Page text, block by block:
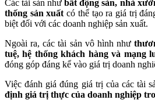
Các tài sản nhưbất động sản, nhà
thống sản xuất có thể tạo ra giá trị
biệt đối với các doanh nghiệp sản xuất.
Ngoài ra, các tài sản vô hình như
tuệ, hệ thống khách hàng và mạng
đóng góp đáng kể vào giá trị doanh
Việc đánh giá đúng giá trị của các tài
định giá trị thực của doanh nghiệp